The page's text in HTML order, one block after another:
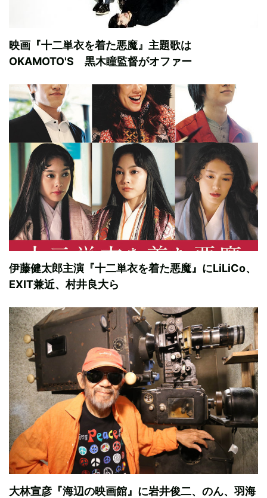
映画『十二単衣を着た悪魔』主題歌は
OKAMOTO'S 黒木瞳監督がオファー
伊藤健太郎主演『十二単衣を着た悪魔』にLiLiCo、
EXIT兼近、村井良大ら
大林宣彦『海辺の映画館』に岩井俊二、のん、羽海